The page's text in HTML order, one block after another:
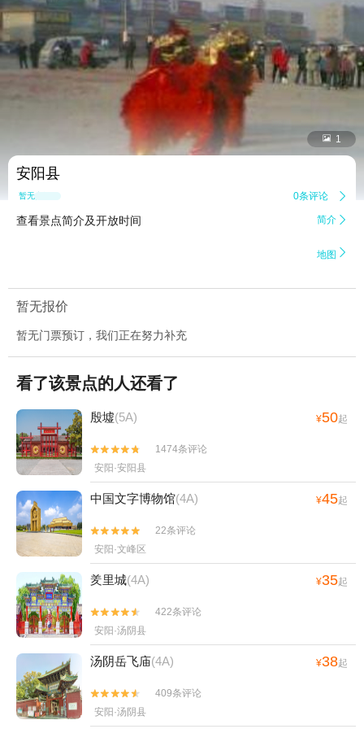
 1
安阳县
暂无点评 0条评论 
查看景点简介及开放时间 简介 
地图 
暂无报价
暂无门票预订，我们正在努力补充
看了该景点的人还看了
殷墟(5A) ¥50起


1474条评论
安阳·安阳县
中国文字博物馆(4A) ¥45起


22条评论
安阳·文峰区
羑里城(4A) ¥35起


422条评论
安阳·汤阴县
汤阴岳飞庙(4A) ¥38起


409条评论
安阳·汤阴县
